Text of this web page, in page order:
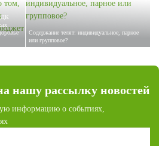
Содержание телят: индивидуальное, парное
или групповое?
нашу рассылку новостей
информацию о событиях,